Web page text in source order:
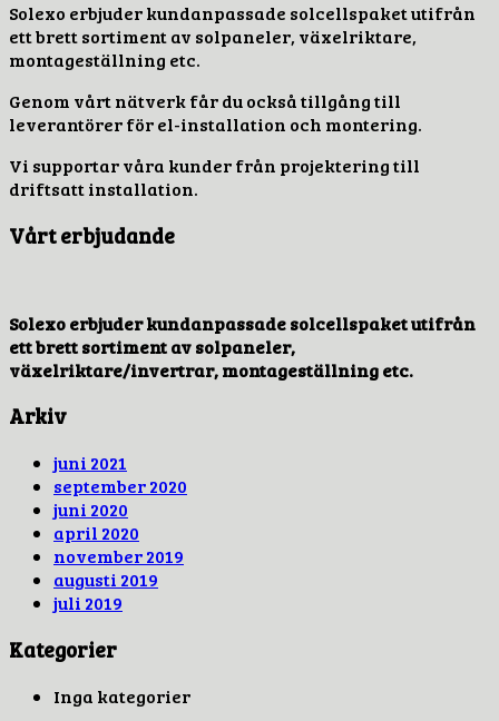
Solexo erbjuder kundanpassade solcellspaket utifrån
ett brett sortiment av solpaneler, växelriktare,
montageställning etc.
Genom vårt nätverk får du också tillgång till
leverantörer för el-installation och montering.
Vi supportar våra kunder från projektering till
driftsatt installation.
Vårt erbjudande
Solexo erbjuder kundanpassade solcellspaket utifrån
ett brett sortiment av solpaneler,
växelriktare/invertrar, montageställning etc.
Arkiv
juni 2021
september 2020
juni 2020
april 2020
november 2019
augusti 2019
juli 2019
Kategorier
Inga kategorier